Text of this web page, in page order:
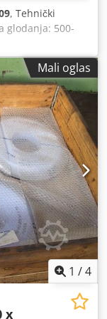
, Tehnički
glodanja: 500-
mašine
k 2,5 k 3,0 m
= 12
hod = 110 do
sekača =
= -350 do
pogon: obrtni
je za
suspendovane
trn *
Mali oglas
1 /4
x